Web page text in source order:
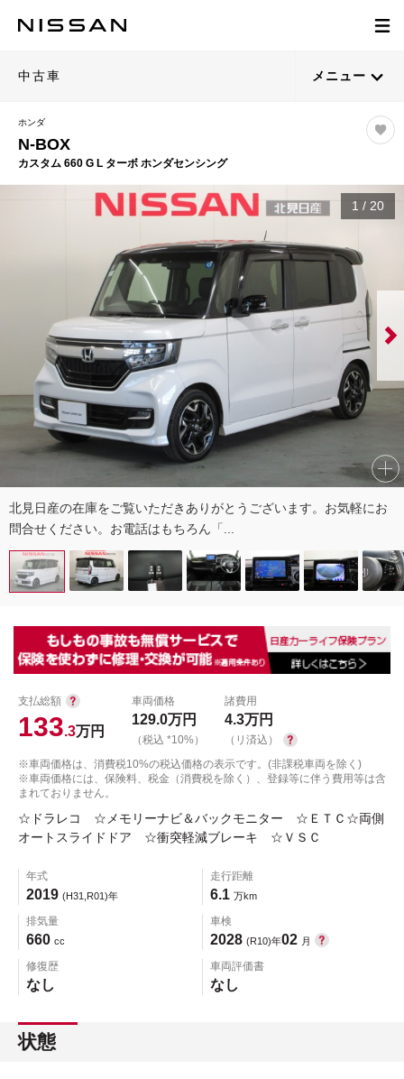
中古車 メニュー
ホンダ
N-BOX
カスタム 660 G L ターボ ホンダセンシング
1 / 20
北見日産の在庫をご覧いただきありがとうございます。お気軽にお
問合せください。お電話はもちろん「...
支払総額
133.3万円
車両価格
129.0万円
（税込 *10%）
諸費用
4.3万円
（リ済込）
※車両価格は、消費税10%の税込価格の表示です。(非課税車両を除く)
※車両価格には、保険料、税金（消費税を除く）、登録等に伴う費用等は含
まれておりません。
☆ドラレコ ☆メモリーナビ＆バックモニター ☆ＥＴＣ☆両側
オートスライドドア ☆衝突軽減ブレーキ ☆ＶＳＣ
年式
2019 (H31,R01)年
走行距離
6.1 万km
排気量
660 cc
車検
2028 (R10)年02 月
修復歴
なし
車両評価書
なし
状態